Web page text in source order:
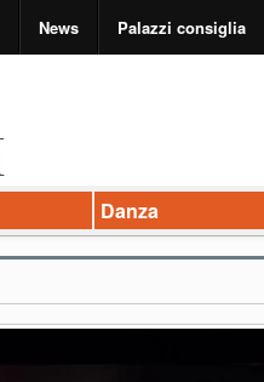
News Palazzi consiglia
Danza